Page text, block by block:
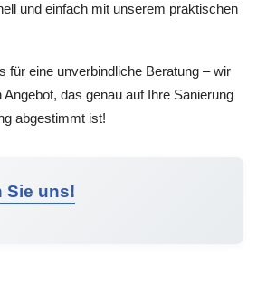
und einfach mit unserem praktischen
für eine unverbindliche Beratung – wir
das genau auf Ihre Sanierung
abgestimmt ist!
Sie uns!